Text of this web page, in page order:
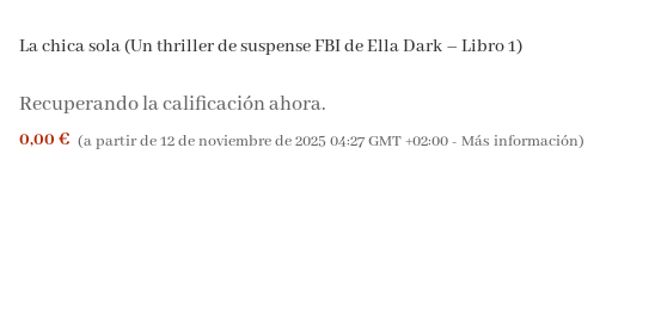
La chica sola (Un thriller de suspense FBI de Ella Dark – Libro 1)
Recuperando la calificación ahora.
0,00 € (a partir de 12 de noviembre de 2025 04:27 GMT +02:00 - Más información)